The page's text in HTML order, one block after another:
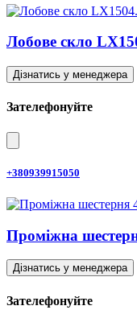
Лобове скло
Дізнатись у менеджера
Зателефонуйте
+380939915050
Проміжна
Дізнатись у менеджера
Зателефонуйте